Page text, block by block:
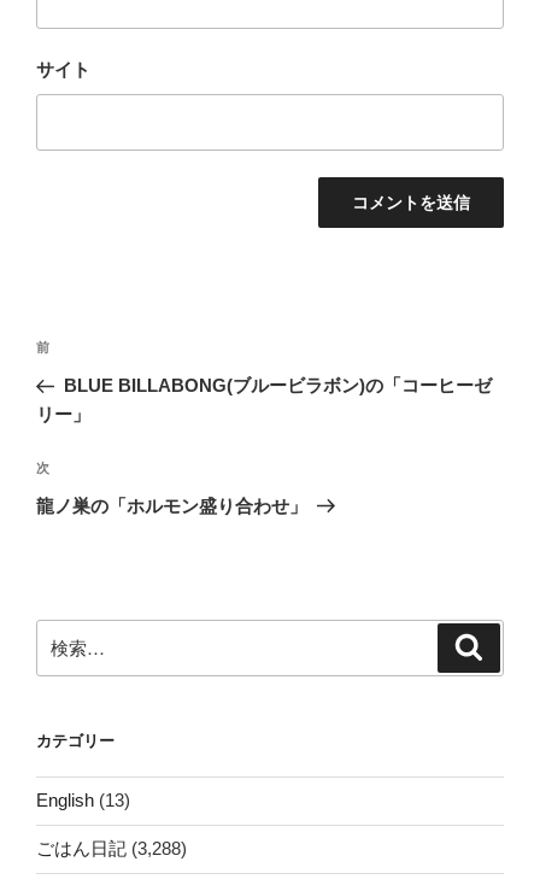
サイト
投
ナ
ゲ
ー
前
の
投
前
BLUE BILLABONG(ブルービラボン)の「コーヒーゼ
リー」
次
の
次
龍ノ巣の「ホルモン盛り合わせ」
索:
カテゴリー
English (13)
ごはん日記 (3,288)